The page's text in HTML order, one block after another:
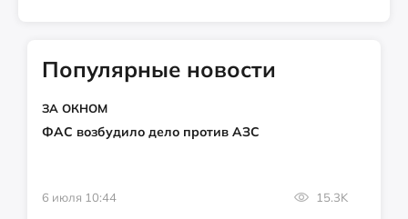
Популярные новости
ЗА ОКНОМ
ФАС возбудило дело против АЗС
6 июля 10:44 15.3K